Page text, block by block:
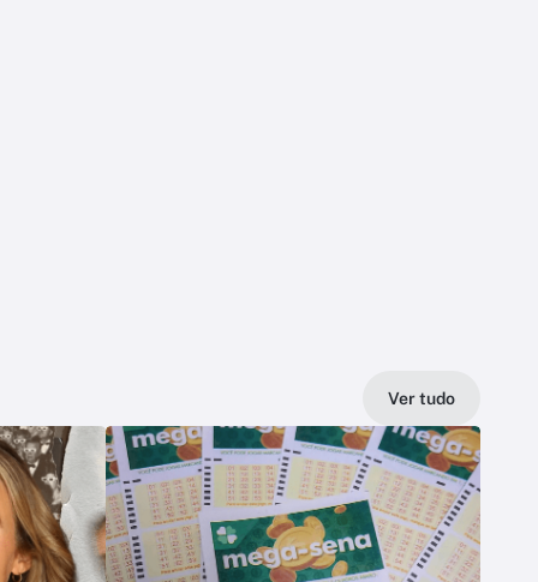
Ver tudo